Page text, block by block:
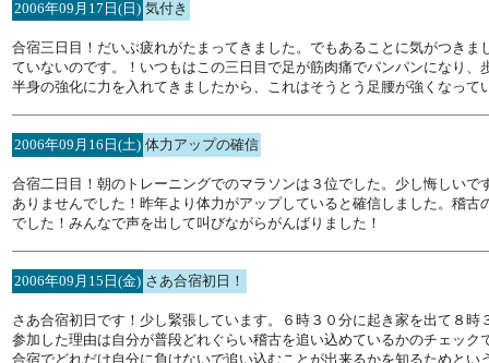
2006年09月17日(日) 気付き
合宿三日目！だいぶ疲れがたまってきました。でもあることに気がつき
ていないのです。！いつもはこの三日目で足が筋肉痛でパンパンになり
半身の強化に力を入れてきましたから、これはそうとう足腰が強くなって
2006年09月16日(土) 体力アップの確信
合宿二日目！朝のトレーニングでのマラソンは３位でした。少し悔しい
ありませんでした！昨年より体力がアップしていると確信しました。稽
でした！みんなで声を出して叫びながらがんばりました！
2006年09月15日(金) さあ合宿初日！
さあ合宿初日です！少し緊張しています。６時３０分に起き家を出て８
参加した理由は自分が普段どれぐらい稽古を追い込めているかのチェッ
合宿でどれだけ自分に負けないで追い込むことが出来るかを知るためと